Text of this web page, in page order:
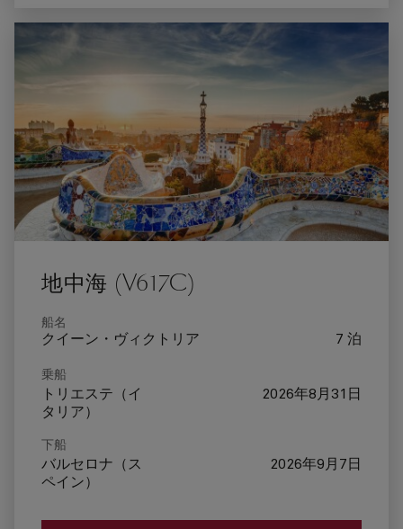
地中海 (V617C)
船名
クイーン・ヴィクトリア 7 泊
乗船
トリエステ（イ
タリア）
2026年8月31日
下船
バルセロナ（ス
ペイン）
2026年9月7日